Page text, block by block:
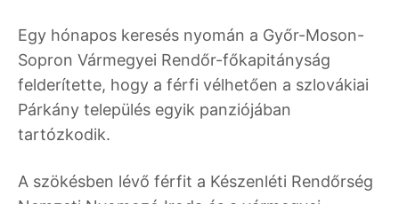
Egy hónapos keresés nyomán a Győr-Moson-
Sopron Vármegyei Rendőr-főkapitányság
felderítette, hogy a férfi vélhetően a szlovákiai
Párkány település egyik panziójában
tartózkodik.
A szökésben lévő férfit a Készenléti Rendőrség